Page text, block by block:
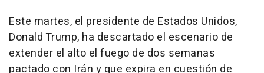
Este martes, el presidente de Estados Unidos,
Donald Trump, ha descartado el escenario de
extender el alto el fuego de dos semanas
pactado con Irán y que expira en cuestión de